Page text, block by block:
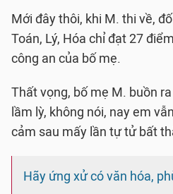
Mới đây thôi, khi M. thi về,
Toán, Lý, Hóa chỉ đạt 27
công an của bố mẹ.
Thất vọng, bố mẹ M. buồn
lầm lỳ, không nói, nay em
cảm sau mấy lần tự tử bất
Hãy ứng xử có văn hóa,